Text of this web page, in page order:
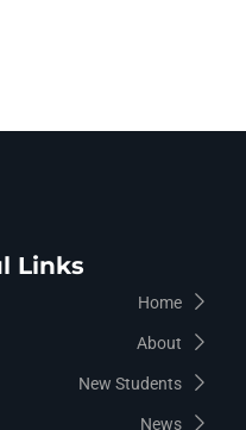
Links
Home
About
New Students
News